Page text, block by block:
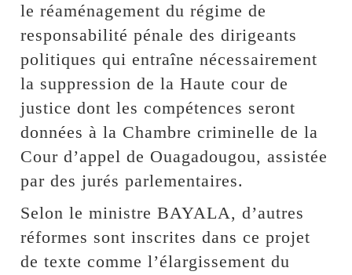
le réaménagement du régime de
responsabilité pénale des dirigeants
politiques qui entraîne nécessairement
la suppression de la Haute cour de
justice dont les compétences seront
données à la Chambre criminelle de la
Cour d’appel de Ouagadougou, assistée
par des jurés parlementaires.
Selon le ministre BAYALA, d’autres
réformes sont inscrites dans ce projet
de texte comme l’élargissement du